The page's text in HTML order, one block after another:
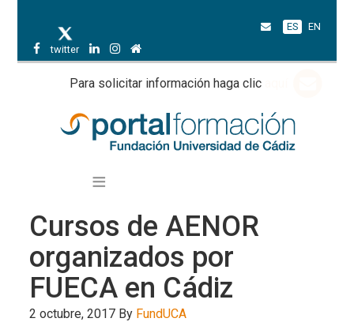
twitter
ES EN
Para solicitar información haga clic
Cursos de AENOR
organizados por
FUECA en Cádiz
2 octubre, 2017 By FundUCA